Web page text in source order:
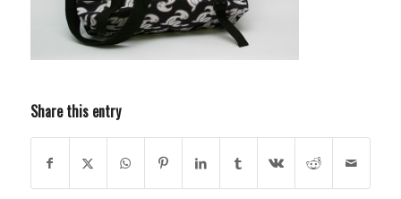
Share this entry